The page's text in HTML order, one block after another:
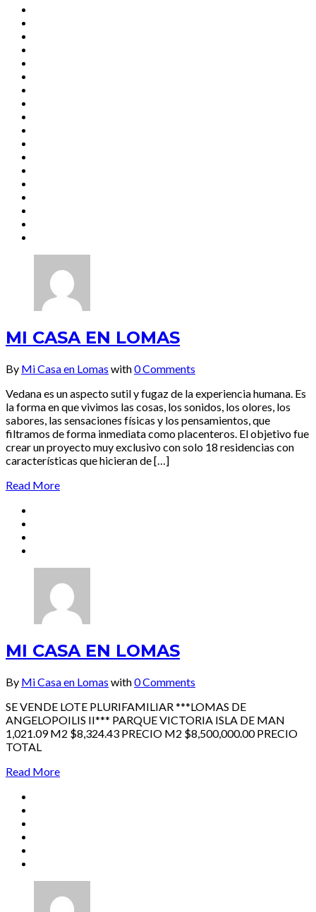
MI CASA EN LOMAS
By Mi Casa en Lomas with0 Comments
Vedana es un aspecto sutil y fugaz de la experiencia humana. Es
la forma en que vivimos las cosas, los sonidos, los olores, los
sabores, las sensaciones físicas y los pensamientos, que
filtramos de forma inmediata como placenteros. El objetivo fue
crear un proyecto muy exclusivo con solo 18 residencias con
características que hicieran de […]
Read More
MI CASA EN LOMAS
By Mi Casa en Lomas with0 Comments
SE VENDE LOTE PLURIFAMILIAR ***LOMAS DE
ANGELOPOILIS II*** PARQUE VICTORIA ISLA DE MAN
1,021.09 M2 $8,324.43 PRECIO M2 $8,500,000.00 PRECIO
TOTAL
Read More